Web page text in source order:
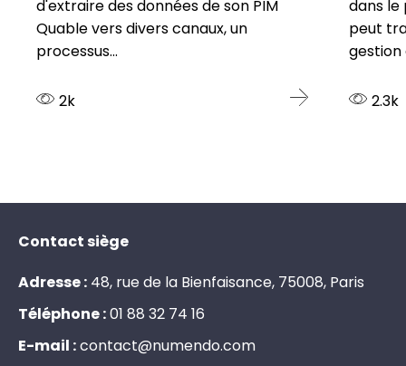
d'extraire des données de son PIM
Quable vers divers canaux, un
processus...
2k
dans le
peut
gestion
2.3k
Contact siège
Adresse : 48, rue de la Bienfaisance, 75008, Paris
Téléphone :01 88 32 74 16
E-mail :contact@numendo.com